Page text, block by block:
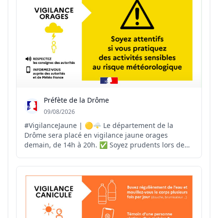
Préfète de la Drôme
09/08/2026
#VigilanceJaune | 🟡🌩️ Le département de la
Drôme sera placé en vigilance jaune orages
demain, de 14h à 20h. ✅ Soyez prudents lors de
air pendant les épisodes orageux. ✅ Mettez à
l'abri les objets sensibles au vent. ✅ Ne vous
abritez pas sous le...